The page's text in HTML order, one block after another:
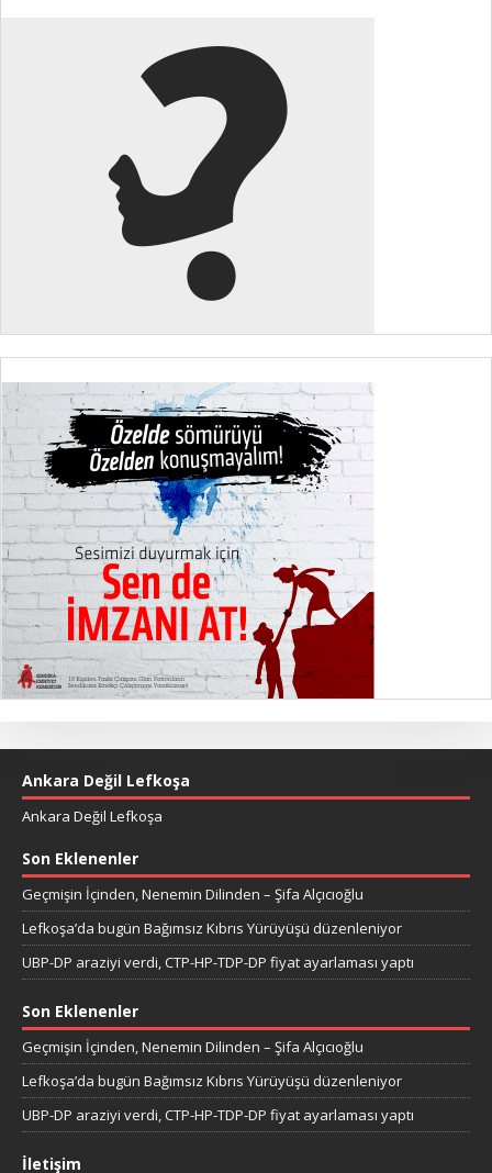
Ankara Değil Lefkoşa
Ankara Değil Lefkoşa
Son Eklenenler
Geçmişin İçinden, Nenemin Dilinden – Şifa Alçıcıoğlu
Lefkoşa’da bugün Bağımsız Kıbrıs Yürüyüşü düzenleniyor
UBP-DP araziyi verdi, CTP-HP-TDP-DP fiyat ayarlaması yaptı
Son Eklenenler
Geçmişin İçinden, Nenemin Dilinden – Şifa Alçıcıoğlu
Lefkoşa’da bugün Bağımsız Kıbrıs Yürüyüşü düzenleniyor
UBP-DP araziyi verdi, CTP-HP-TDP-DP fiyat ayarlaması yaptı
İletişim